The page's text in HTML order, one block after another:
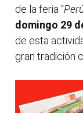
de la feria “
domingo 29
de esta
gran tradición